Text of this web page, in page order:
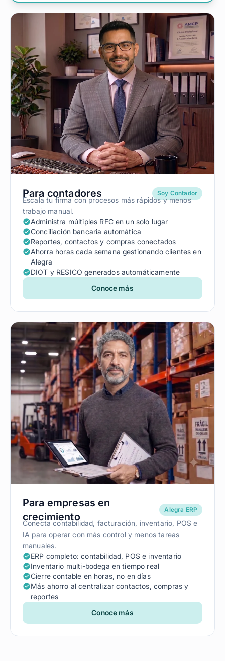
Para contadores Soy Contador
Escala tu firma con procesos más rápidos y menos
trabajo manual.
Administra múltiples RFC en un solo lugar
Conciliación bancaria automática
Reportes, contactos y compras conectados
Ahorra horas cada semana gestionando clientes en
Alegra
DIOT y RESICO generados automáticamente
Conoce más
Para empresas en
crecimiento
Alegra ERP
Conecta contabilidad, facturación, inventario, POS e
IA para operar con más control y menos tareas
manuales.
ERP completo: contabilidad, POS e inventario
Inventario multi-bodega en tiempo real
Cierre contable en horas, no en días
Más ahorro al centralizar contactos, compras y
reportes
Conoce más